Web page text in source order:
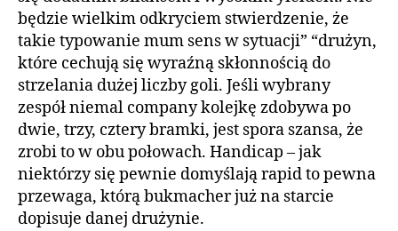
będzie wielkim odkryciem stwierdzenie, że
takie typowanie mum sens w sytuacji” “drużyn,
które cechują się wyraźną skłonnością do
strzelania dużej liczby goli. Jeśli wybrany
zespół niemal company kolejkę zdobywa po
dwie, trzy, cztery bramki, jest spora szansa, że
zrobi to w obu połowach. Handicap – jak
niektórzy się pewnie domyślają rapid to pewna
przewaga, którą bukmacher już na starcie
dopisuje danej drużynie.